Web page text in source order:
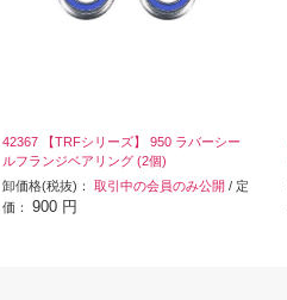
42367 【TRFシリーズ】 950 ラバーシー
ルフランジベアリング (2個)
卸価格(税抜)： 取引中の会員のみ公開 / 定
価： 900 円